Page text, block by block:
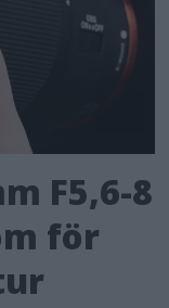
F5,6-8
för